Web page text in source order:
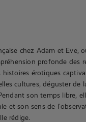
chez Adam et Eve,
profonde des
histoires érotiques
cultures, déguster de
son temps libre,
et son sens de
rédige.